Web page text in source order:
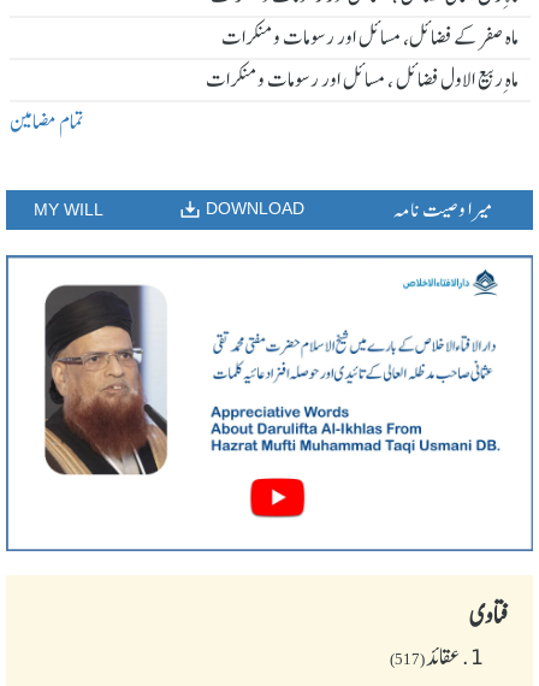
ماہ صفر کے فضائل، مسائل اور رسومات و منکرات
ماہ ِربیع الاول فضائل ، مسائل اور رسومات و منکرات
تمام مضامین
MY WILL DOWNLOAD میرا وصیت نامہ
فتاوی
1. عقائد(517)